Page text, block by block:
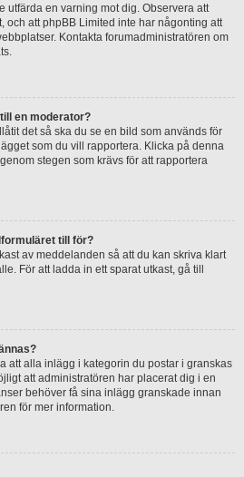
utfärda en varning mot dig. Observera att
och att phpBB Limited inte har någonting att
Kontakta forumadministratören om
en moderator?
det så ska du se en bild som används för
som du vill rapportera. Klicka på denna
stegen som krävs för att rapportera
till för?
av meddelanden så att du kan skriva klart
För att ladda in ett sparat utkast, gå till
att alla inlägg i kategorin du postar i granskas
att administratören har placerat dig i en
behöver få sina inlägg granskade innan
för mer information.